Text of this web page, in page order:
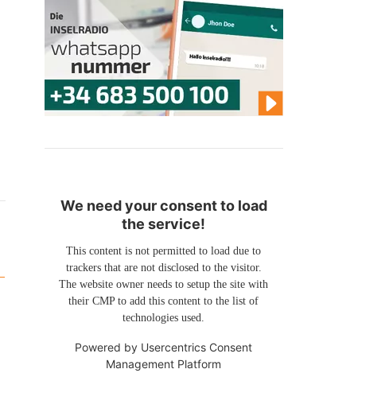
We need your consent to load
the service!
This content is not permitted to load due to
trackers that are not disclosed to the visitor.
The website owner needs to setup the site with
their CMP to add this content to the list of
technologies used.
Powered by Usercentrics Consent
Management Platform